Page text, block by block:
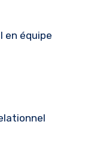
en équipe